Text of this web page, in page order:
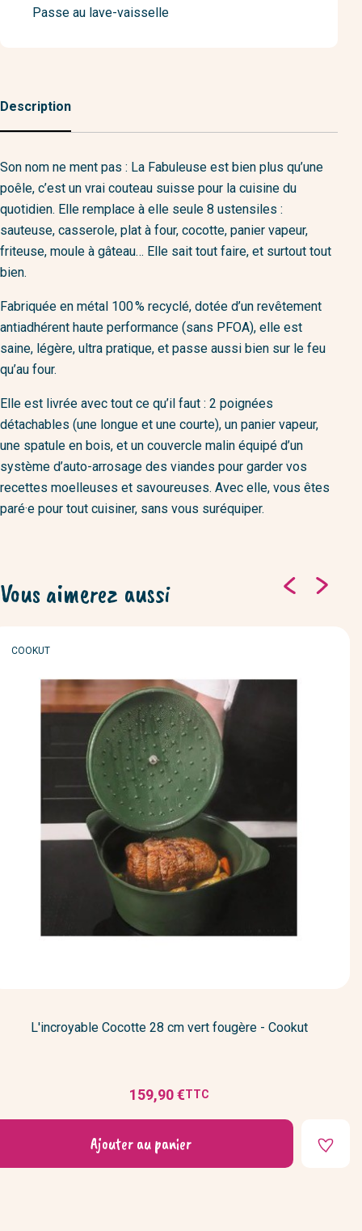
Passe au lave-vaisselle
Description
Son nom ne ment pas : La Fabuleuse est bien plus qu’une
poêle, c’est un vrai couteau suisse pour la cuisine du
quotidien. Elle remplace à elle seule 8 ustensiles :
sauteuse, casserole, plat à four, cocotte, panier vapeur,
friteuse, moule à gâteau… Elle sait tout faire, et surtout tout
bien.
Fabriquée en métal 100 % recyclé, dotée d’un revêtement
antiadhérent haute performance (sans PFOA), elle est
saine, légère, ultra pratique, et passe aussi bien sur le feu
qu’au four.
Elle est livrée avec tout ce qu’il faut : 2 poignées
détachables (une longue et une courte), un panier vapeur,
une spatule en bois, et un couvercle malin équipé d’un
système d’auto-arrosage des viandes pour garder vos
recettes moelleuses et savoureuses. Avec elle, vous êtes
paré·e pour tout cuisiner, sans vous suréquiper.
Vous aimerez aussi
MARQUE
COOKUT
L'incroyable Cocotte 28 cm vert fougère - Cookut
Prix
159,90 €TTC
Ajouter au panier